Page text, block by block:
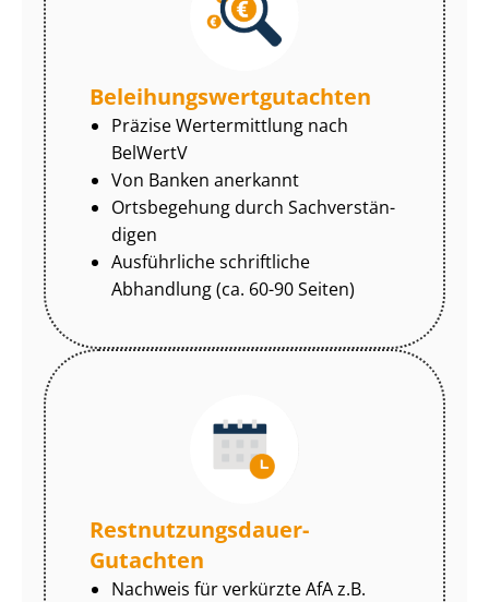
Be­lei­hungs­wert­gut­ach­ten
Präzise Wertermittlung nach
BelWertV
Von Banken anerkannt
Ortsbegehung durch Sach­ver­stän­
di­gen
Ausführliche schriftliche
Abhandlung (ca. 60-90 Seiten)
Rest­nut­zungs­dau­er-
Gutachten
Nachweis für verkürzte AfA z.B.